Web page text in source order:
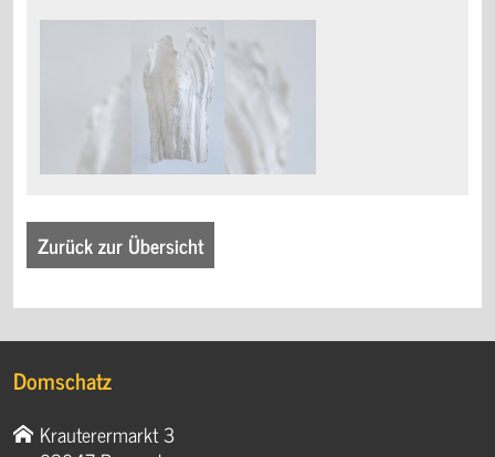
Zurück zur Übersicht
Domschatz
Krauterermarkt 3